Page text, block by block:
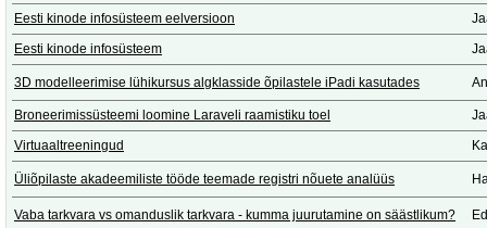
Eesti kinode infosüsteem eelversioon
Eesti kinode infosüsteem
3D modelleerimise lühikursus algklasside õpilastele iPadi kasutades
Broneerimissüsteemi loomine Laraveli raamistiku toel
Virtuaaltreeningud
Üliõpilaste akadeemiliste tööde teemade registri nõuete analüüs
Vaba tarkvara vs omanduslik tarkvara - kumma juurutamine on säästlikum?